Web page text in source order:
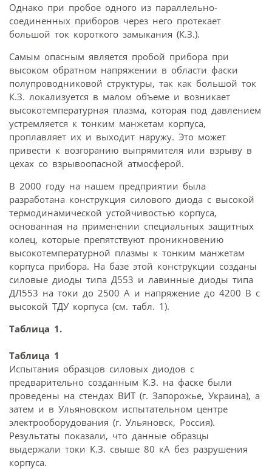
Однако при пробое одного из параллельно-
соединенных приборов через него протекает
большой ток короткого замыкания (К.З.).
Самым опасным является пробой прибора при
высоком обратном напряжении в области фаски
полупроводниковой структуры, так как большой ток
К.З. локализуется в малом объеме и возникает
высокотемпературная плазма, которая под давлением
устремляется к тонким манжетам корпуса,
проплавляет их и выходит наружу. Это может
привести к возгоранию выпрямителя или взрыву в
цехах со взрывоопасной атмосферой.
В 2000 году на нашем предприятии была
разработана конструкция силового диода с высокой
термодинамической устойчивостью корпуса,
основанная на применении специальных защитных
колец, которые препятствуют проникновению
высокотемпературной плазмы к тонким манжетам
корпуса прибора. На базе этой конструкции созданы
силовые диоды типа Д553 и лавинные диоды типа
ДЛ553 на токи до 2500 А и напряжение до 4200 В с
высокой ТДУ корпуса (см. табл. 1).
Таблица 1.
Таблица 1
Испытания образцов силовых диодов с
предварительно созданным К.З. на фаске были
проведены на стендах ВИТ (г. Запорожье, Украина), а
затем и в Ульяновском испытательном центре
электрооборудования (г. Ульяновск, Россия).
Результаты показали, что данные образцы
выдержали токи К.З. свыше 80 кА без разрушения
корпуса.